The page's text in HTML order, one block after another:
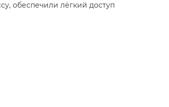
обеспечили лёгкий доступ